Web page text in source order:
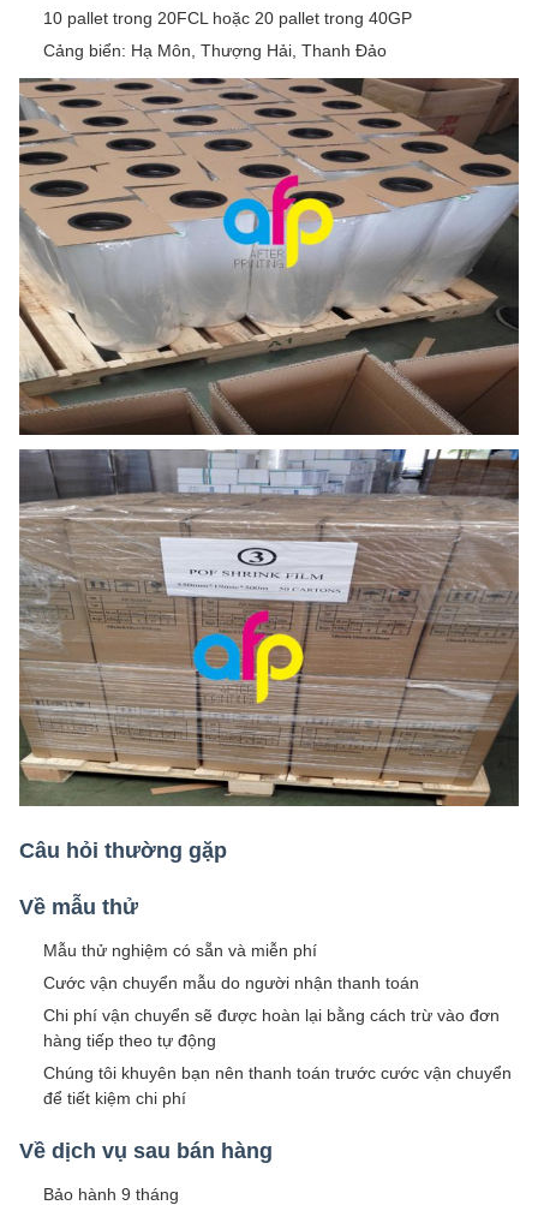
10 pallet trong 20FCL hoặc 20 pallet trong 40GP
Cảng biển: Hạ Môn, Thượng Hải, Thanh Đảo
Câu hỏi thường gặp
Về mẫu thử
Mẫu thử nghiệm có sẵn và miễn phí
Cước vận chuyển mẫu do người nhận thanh toán
Chi phí vận chuyển sẽ được hoàn lại bằng cách trừ vào đơn
hàng tiếp theo tự động
Chúng tôi khuyên bạn nên thanh toán trước cước vận chuyển
để tiết kiệm chi phí
Về dịch vụ sau bán hàng
Bảo hành 9 tháng